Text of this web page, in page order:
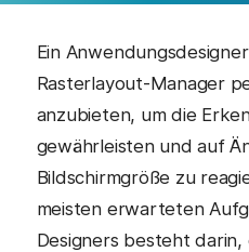
Ein
Rasterlayout-Manager
anzubieten, um die
gewährleisten und auf
Bildschirmgröße zu
meisten erwarteten
Designers besteht